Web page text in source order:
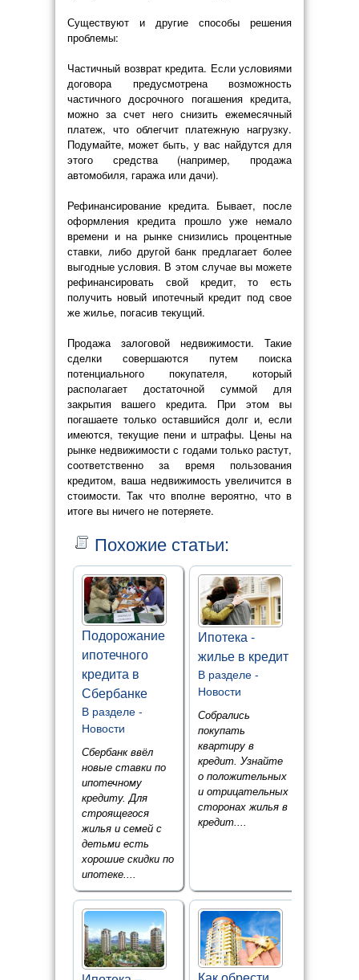
Существуют и другие способы решения
проблемы:
Частичный возврат кредита. Если условиями
договора предусмотрена возможность
частичного досрочного погашения кредита,
можно за счет него снизить ежемесячный
платеж, что облегчит платежную нагрузку.
Подумайте, может быть, у вас найдутся для
этого средства (например, продажа
автомобиля, гаража или дачи).
Рефинансирование кредита. Бывает, после
оформления кредита прошло уже немало
времени и на рынке снизились процентные
ставки, либо другой банк предлагает более
выгодные условия. В этом случае вы можете
рефинансировать свой кредит, то есть
получить новый ипотечный кредит под свое
же жилье, погасив текущий.
Продажа залоговой недвижимости. Такие
сделки совершаются путем поиска
потенциального покупателя, который
располагает достаточной суммой для
закрытия вашего кредита. При этом вы
погашаете только оставшийся долг и, если
имеются, текущие пени и штрафы. Цены на
рынке недвижимости с годами только растут,
соответственно за время пользования
кредитом, ваша недвижимость увеличится в
стоимости. Так что вполне вероятно, что в
итоге вы ничего не потеряете.
Похожие статьи:
Подорожание
ипотечного
кредита в
Сбербанке
В разделе -
Новости
Сбербанк ввёл
новые ставки по
ипотечному
кредиту. Для
строящегося
жилья и семей с
детьми есть
хорошие скидки по
ипотеке....
Ипотека -
жилье в кредит
В разделе -
Новости
Собрались
покупать
квартиру в
кредит. Узнайте
о положительных
и отрицательных
сторонах жилья в
кредит....